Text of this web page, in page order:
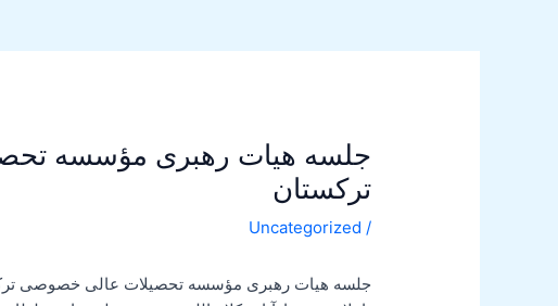
جلسه هیات رهبری مؤسسه
ترکستان
/
Uncategorized
جلسه هیات رهبری مؤسسه تحصیلات عالی خصوصی ترکستان الیوم